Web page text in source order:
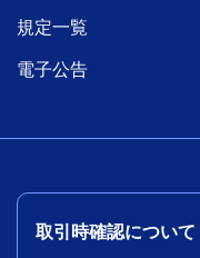
規定一覧
電子公告
取引時確認について